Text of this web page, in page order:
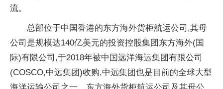
流。
总部位于中国香港的东方海外货柜航运公司,其母
公司是规模达140亿美元的投资控股集团东方海外(国
际)有限公司,于2018年被中国远洋海运集团有限公司
(COSCO,中远集团)收购,中远集团也是目前的全球大型